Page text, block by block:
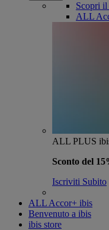
Scopri il
ALL
ALL PLUS
Sconto del
Iscriviti Subito
ALL Accor+ ibis
Benvenuto a ibis
ibis store